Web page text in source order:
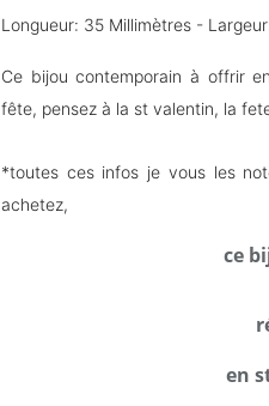
Longueur: 35 Millimètres -
Ce bijou contemporain à offrir
fête, pensez à la st valentin, la
*toutes ces infos je vous les
achetez,
ce
en